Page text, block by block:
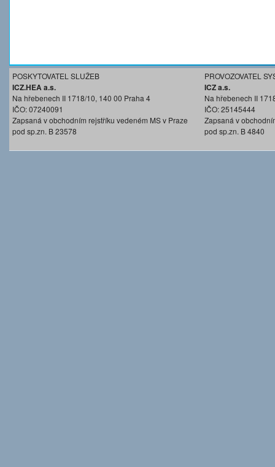
POSKYTOVATEL SLUŽEB
ICZ.HEA a.s.
Na hřebenech II 1718/10, 140 00 Praha 4
IČO: 07240091
Zapsaná v obchodním rejstříku vedeném MS v Praze
pod sp.zn. B 23578
PROVOZOVATEL
ICZ a.s.
Na hřebenech II
IČO: 25145444
Zapsaná v
pod sp.zn. B 4840